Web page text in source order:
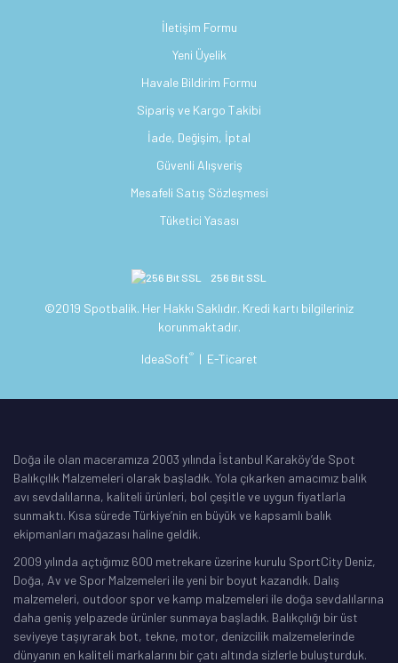
İletişim Formu
Yeni Üyelik
Havale Bildirim Formu
Sipariş ve Kargo Takibi
İade, Değişim, İptal
Güvenli Alışveriş
Mesafeli Satış Sözleşmesi
Tüketici Yasası
256 Bit SSL
©2019 Spotbalik. Her Hakkı Saklıdır. Kredi kartı bilgileriniz
korunmaktadır.
IdeaSoft® | E-Ticaret
Doğa ile olan maceramıza 2003 yılında İstanbul Karaköy’de Spot
Balıkçılık Malzemeleri olarak başladık. Yola çıkarken amacımız balık
avı sevdalılarına, kaliteli ürünleri, bol çeşitle ve uygun fiyatlarla
sunmaktı. Kısa sürede Türkiye’nin en büyük ve kapsamlı balık
ekipmanları mağazası haline geldik.
2009 yılında açtığımız 600 metrekare üzerine kurulu SportCity Deniz,
Doğa, Av ve Spor Malzemeleri ile yeni bir boyut kazandık. Dalış
malzemeleri, outdoor spor ve kamp malzemeleri ile doğa sevdalılarına
daha geniş yelpazede ürünler sunmaya başladık. Balıkçılığı bir üst
seviyeye taşıyrarak bot, tekne, motor, denizcilik malzemelerinde
dünyanın en kaliteli markalarını bir çatı altında sizlerle buluşturduk.